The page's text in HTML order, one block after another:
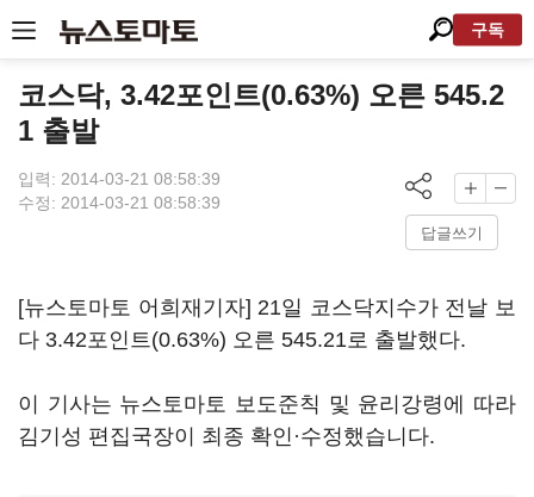
구독
코스닥, 3.42포인트(0.63%) 오른 545.2
1 출발
입력: 2014-03-21 08:58:39
수정: 2014-03-21 08:58:39
답글쓰기
[뉴스토마토 어희재기자] 21일 코스닥지수가 전날 보
다 3.42포인트(0.63%) 오른 545.21로 출발했다.
이 기사는 뉴스토마토 보도준칙 및 윤리강령에 따라
김기성 편집국장이 최종 확인·수정했습니다.